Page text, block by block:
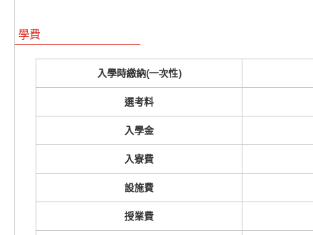
學費
入學時繳納(一次性)
選考料
入學金
入寮費
設施費
授業費